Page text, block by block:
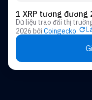
1 XRP tương đương
Dữ liệu trao đổi thị
2026 bởi Coingecko